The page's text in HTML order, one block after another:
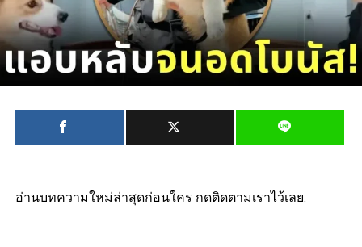
อ่านบทความใหม่ล่าสุดก่อนใคร กดติดตามเราไว้เลย: